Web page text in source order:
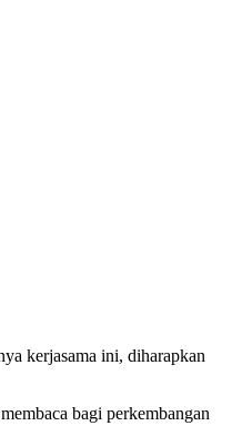
kerjasama ini, diharapkan
bagi perkembangan